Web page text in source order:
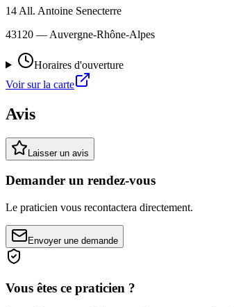
14 All. Antoine Senecterre
43120 — Auvergne-Rhône-Alpes
Horaires d'ouverture
Voir sur la carte
Avis
Laisser un avis
Demander un rendez-vous
Le praticien vous recontactera directement.
Envoyer une demande
Vous êtes ce praticien ?